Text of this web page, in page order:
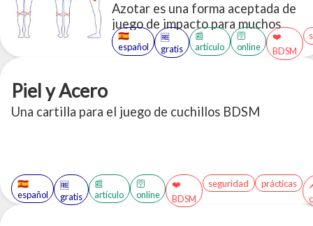
Azotar es una forma aceptada de
juego de impacto para muchos
pervertidos, pero el juego corporal
rudo puede hacer que incluso los
🇪🇸
español
🆓
gratis
📰
artículo
🛜
online
❤️
BDSM
Piel y Acero
Una cartilla para el juego de cuchillos BDSM
🇪🇸
español
🆓
gratis
📰
artículo
🛜
online
❤️
BDSM
seguridad prácticas